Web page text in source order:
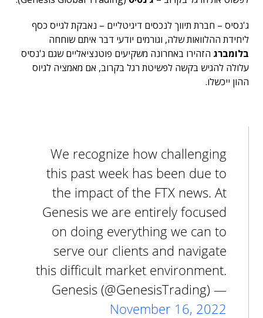
ג'נסיס – חברת תיווך לנכסים דיגיטליים – נאבקת לגייס כסף
ליחידת ההלוואות שלה, וגורמים יודעי דבר איתם שוחחה
בלומברג הזהירו באחרונה משקיעים פוטנציאליים שגם ג'נסיס
עלולה להגיש בקשה לפשיטת רגל בקרוב, אם מאמציה לגיוס
ההון ייכשלו.
We recognize how challenging
this past week has been due to
the impact of the FTX news. At
Genesis we are entirely focused
on doing everything we can to
serve our clients and navigate
this difficult market environment.
— Genesis (@GenesisTrading)
November 16, 2022